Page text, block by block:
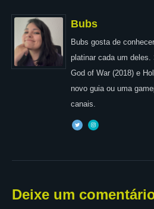
Bubs
Bubs gosta de
platinar cada um
God of War (2018) e
novo guia ou uma
canais.
Deixe um